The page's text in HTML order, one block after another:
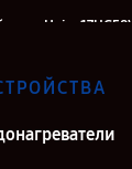
Haier
печи Haier
печи Haier